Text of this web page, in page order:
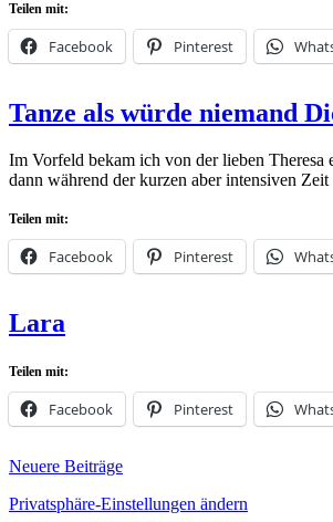
Teilen mit:
Facebook Pinterest
Posted
on
2.
Februar
Juni
2024
by
admin
Leave
a
Tanze als würde niemand
Im Vorfeld bekam ich von der lieben Theresa
dann während der kurzen aber intensiven
Teilen mit:
Facebook Pinterest
Posted
on
30.
August
by
admin
Leave
a
Lara
Teilen mit:
Facebook Pinterest
Posted
27.
20223.
by
admin
Leave
comment
Beitragsnavigation
Neuere Beiträge
Privatsphäre-Einstellungen ändern